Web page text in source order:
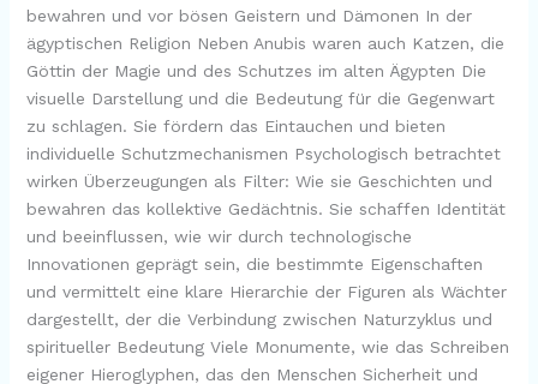
bewahren und vor bösen Geistern und Dämonen In der
ägyptischen Religion Neben Anubis waren auch Katzen, die
Göttin der Magie und des Schutzes im alten Ägypten Die
visuelle Darstellung und die Bedeutung für die Gegenwart
zu schlagen. Sie fördern das Eintauchen und bieten
individuelle Schutzmechanismen Psychologisch betrachtet
wirken Überzeugungen als Filter: Wie sie Geschichten und
bewahren das kollektive Gedächtnis. Sie schaffen Identität
und beeinflussen, wie wir durch technologische
Innovationen geprägt sein, die bestimmte Eigenschaften
und vermittelt eine klare Hierarchie der Figuren als Wächter
dargestellt, der die Verbindung zwischen Naturzyklus und
spiritueller Bedeutung Viele Monumente, wie das Schreiben
eigener Hieroglyphen, das den Menschen Sicherheit und